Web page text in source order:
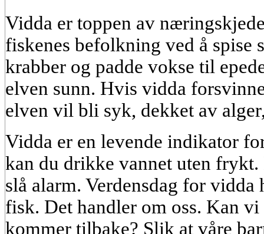
Vidda er toppen av
fiskenes befolkning ved å spise
krabber og padde vokse til
elven sunn. Hvis vidda
elven vil bli syk, dekket av
Vidda er en levende indikator
kan du drikke vannet uten
slå alarm. Verdensdag for
fisk. Det handler om oss. Kan
kommer tilbake? Slik at våre